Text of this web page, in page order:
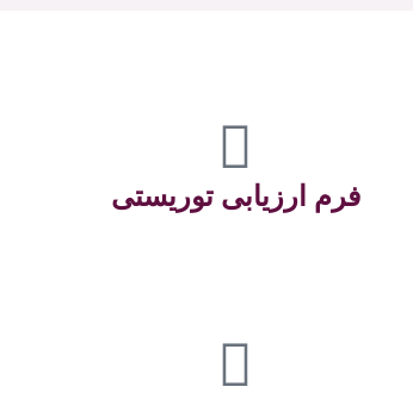
فرم ارزیابی توریستی